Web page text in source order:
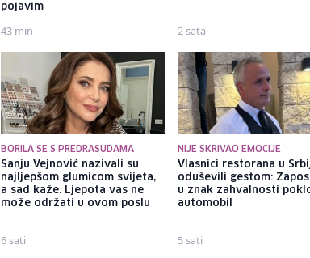
pojavim
43 min 2 sata
BORILA SE S PREDRASUDAMA
Sanju Vejnović nazivali su
najljepšom glumicom svijeta,
a sad kaže: Ljepota vas ne
može održati u ovom poslu
6 sati
NIJE SKRIVAO EMOCIJE
Vlasnici restorana u
oduševili gestom:
u znak zahvalnosti
automobil
5 sati